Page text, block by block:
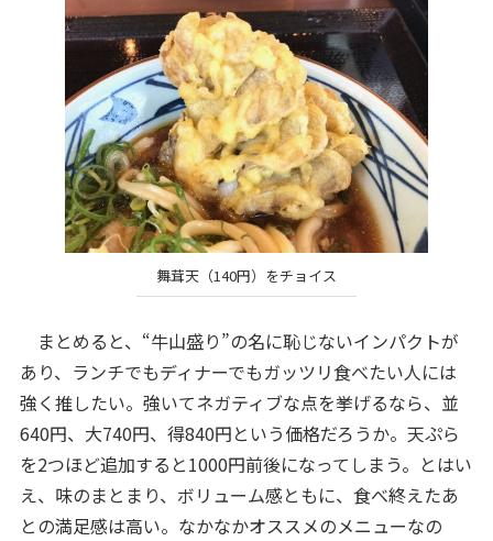
舞茸天（140円）をチョイス
まとめると、“牛山盛り”の名に恥じないインパクトが
あり、ランチでもディナーでもガッツリ食べたい人には
強く推したい。強いてネガティブな点を挙げるなら、並
640円、大740円、得840円という価格だろうか。天ぷら
を2つほど追加すると1000円前後になってしまう。とはい
え、味のまとまり、ボリューム感ともに、食べ終えたあ
との満足感は高い。なかなかオススメのメニューなの